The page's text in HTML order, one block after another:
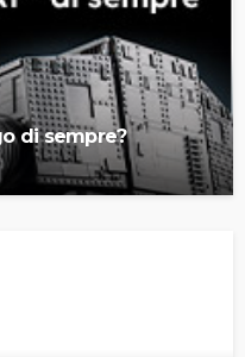
di sempre?